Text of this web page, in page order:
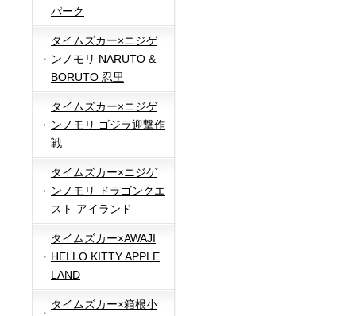
パーク
タイムズカー×ニジゲ
ンノモリ NARUTO &
BORUTO 忍里
タイムズカー×ニジゲ
ンノモリ ゴジラ迎撃作
戦
タイムズカー×ニジゲ
ンノモリ ドラゴンクエ
スト アイランド
タイムズカー×AWAJI
HELLO KITTY APPLE
LAND
タイムズカー×箱根小